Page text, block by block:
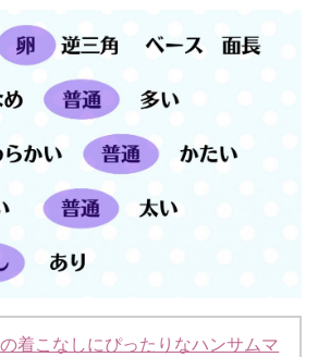
着こなしにぴったりなハンサムマ